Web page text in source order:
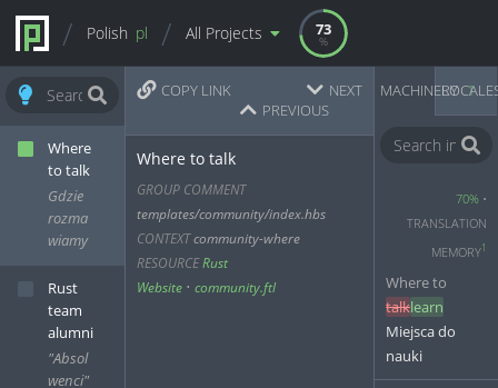
Polish pl All Projects 73
Where
to talk
Gdzie
rozma
wiamy
Rust
team
alumni
"Absol
wenci"
COPY LINK
NEXT
PREVIOUS
Where to talk
GROUP COMMENT
templates/community/index.hbs
CONTEXTcommunity-where
RESOURCERust
Website • community.ftl
MACHINERY 1
70%
TRANSLATION
MEMORY1
talklearn
Miejsca do
nauki